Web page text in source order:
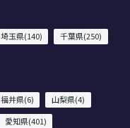
埼玉県(140)
千葉県(250)
福井県(6)
山梨県(4)
愛知県(401)